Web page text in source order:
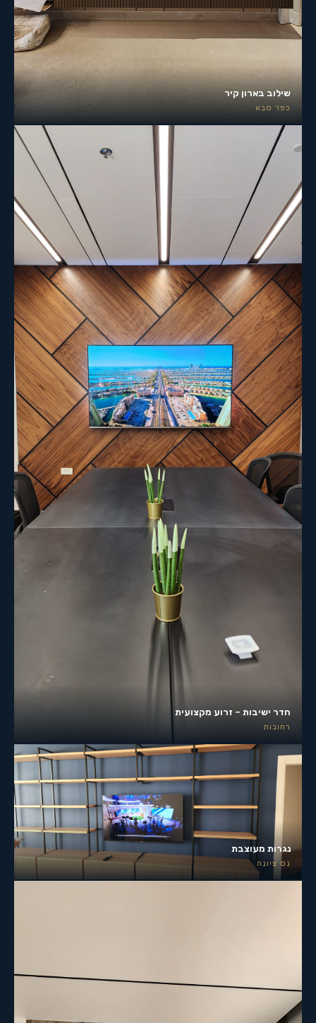
שילוב בארון קיר
כפר סבא
חדר ישיבות – זרוע מקצועית
רחובות
נגרות מעוצבת
נס ציונה